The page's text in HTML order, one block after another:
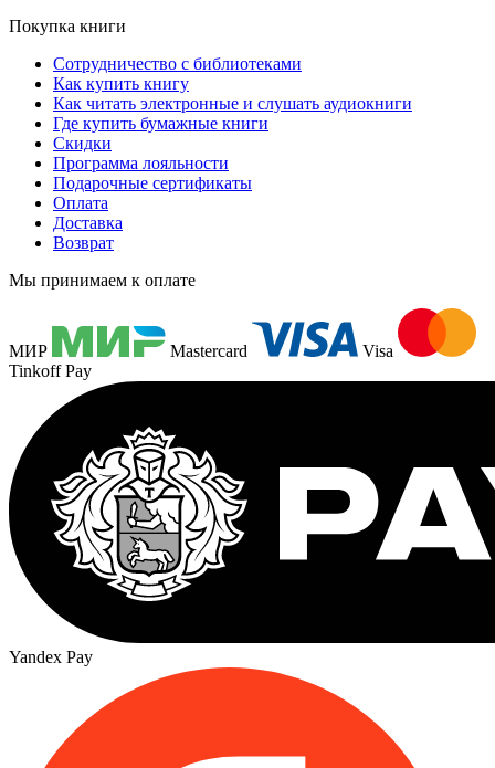
Покупка книги
Сотрудничество с библиотеками
Как купить книгу
Как читать электронные и слушать аудиокниги
Где купить бумажные книги
Скидки
Программа лояльности
Подарочные сертификаты
Оплата
Доставка
Возврат
Мы принимаем к оплате
МИР Mastercard
Visa
Tinkoff Pay
Yandex Pay